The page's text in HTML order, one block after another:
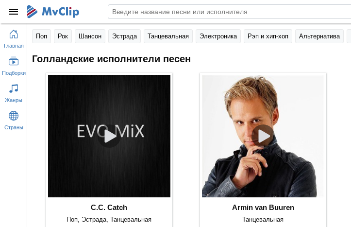
Поп Рок Шансон Эстрада Танцевальная Электроника Рэп и хип-хоп Альтернатива
Голландские исполнители песен
C.C. Catch
Поп, Эстрада, Танцевальная
Armin van Buuren
Танцевальная
Главная
Подборки
Жанры
Страны